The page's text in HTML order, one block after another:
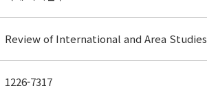
Review of International and Area Studies
1226-7317